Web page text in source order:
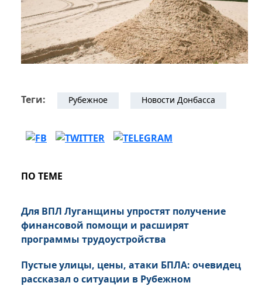
Теги: Рубежное Новости Донбасса
ПО ТЕМЕ
Для ВПЛ Луганщины упростят получение
финансовой помощи и расширят
программы трудоустройства
Пустые улицы, цены, атаки БПЛА: очевидец
рассказал о ситуации в Рубежном